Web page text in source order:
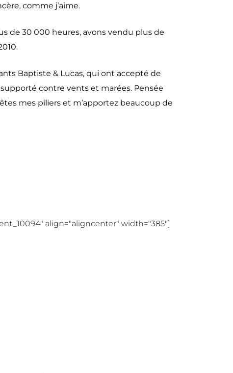
comme j’aime.
de 30 000 heures, avons vendu plus de
Baptiste & Lucas, qui ont accepté de
contre vents et marées. Pensée
mes piliers et m’apportez beaucoup de
align="aligncenter" width="385"]